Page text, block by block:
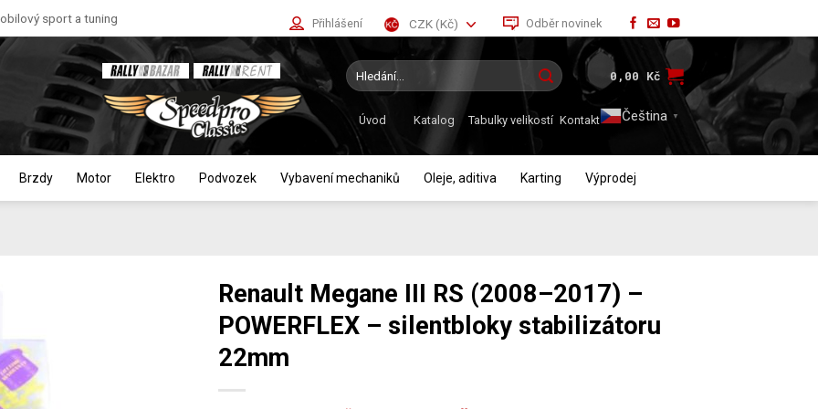
sport a tuning Přihlášení CZK (Kč) Odběr novinek
Hledat:
0,00 Kč
Úvod Katalog Tabulky velikostí Kontakt Čeština‎ ▼
Brzdy Motor Elektro Podvozek Vybavení mechaniků Oleje, aditiva Karting Výprodej
Renault Megane III RS (2008–2017) –
POWERFLEX – silentbloky stabilizátoru
22mm